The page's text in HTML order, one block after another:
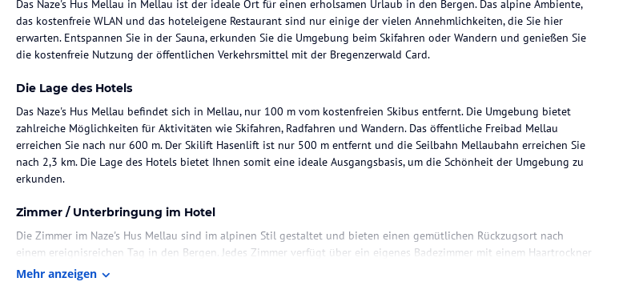
Das Naze's Hus Mellau in Mellau ist der ideale Ort für einen erholsamen Urlaub in den Bergen. Das alpine Ambiente,
das kostenfreie WLAN und das hoteleigene Restaurant sind nur einige der vielen Annehmlichkeiten, die Sie hier
erwarten. Entspannen Sie in der Sauna, erkunden Sie die Umgebung beim Skifahren oder Wandern und genießen Sie
die kostenfreie Nutzung der öffentlichen Verkehrsmittel mit der Bregenzerwald Card.
Die Lage des Hotels
Das Naze's Hus Mellau befindet sich in Mellau, nur 100 m vom kostenfreien Skibus entfernt. Die Umgebung bietet
zahlreiche Möglichkeiten für Aktivitäten wie Skifahren, Radfahren und Wandern. Das öffentliche Freibad Mellau
erreichen Sie nach nur 600 m. Der Skilift Hasenlift ist nur 500 m entfernt und die Seilbahn Mellaubahn erreichen Sie
nach 2,3 km. Die Lage des Hotels bietet Ihnen somit eine ideale Ausgangsbasis, um die Schönheit der Umgebung zu
erkunden.
Zimmer / Unterbringung im Hotel
Die Zimmer im Naze's Hus Mellau sind im alpinen Stil gestaltet und bieten einen gemütlichen Rückzugsort nach
einem ereignisreichen Tag in den Bergen. Jedes Zimmer verfügt über ein eigenes Badezimmer mit einem Haartrockner
und bietet einen herrlichen Blick auf die umliegende Berglandschaft. Zur Ausstattung gehören auch ein Safe und
Mehr anzeigen